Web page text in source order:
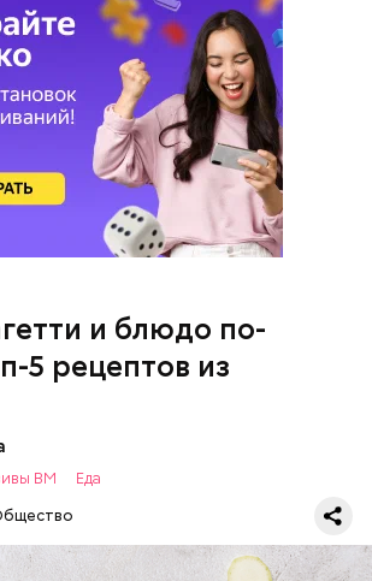
и блюдо по-
5 рецептов из
ВМ
Еда
предупредила: не для всех дыня
В первую очередь ее стоит
людям: